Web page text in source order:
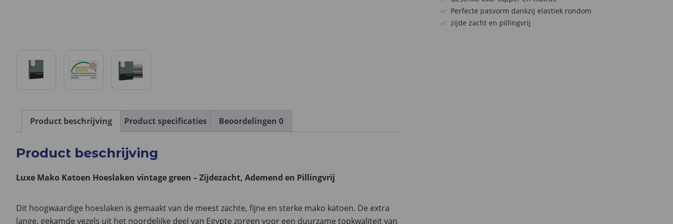
Product beschrijving Product specificaties Beoordelingen 0
Product beschrijving
Luxe Mako Katoen Hoeslaken vintage green – Zijdezacht, Ademend en Pillingvrij
Dit hoogwaardige hoeslaken is gemaakt van de meest zachte, fijne en sterke mako katoen. De extra
lange, gekamde vezels uit het noordelijke deel van Egypte zorgen voor een duurzame topkwaliteit van
Perfecte pasvorm dankzij elastiek rondom
zijde zacht en pillingvrij